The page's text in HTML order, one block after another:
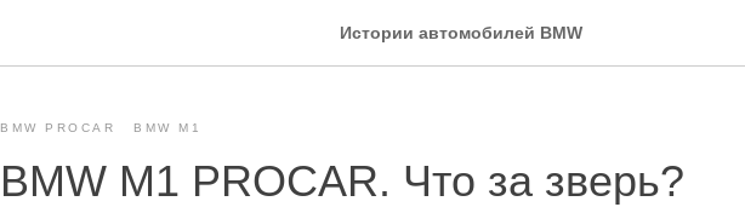
Истории автомобилей BMW
BMW PROCAR BMW M1
BMW M1 PROCAR. Что за зверь?